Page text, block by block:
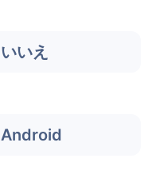
いいえ
Android